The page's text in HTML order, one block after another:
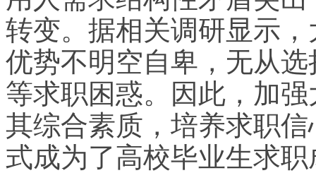
转变。据相关调研显示
优势不明空自卑，无从
等求职困惑。因此，加
其综合素质，培养求职
式成为了高校毕业生求